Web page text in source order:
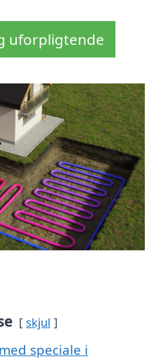
uforpligtende
skjul
speciale i